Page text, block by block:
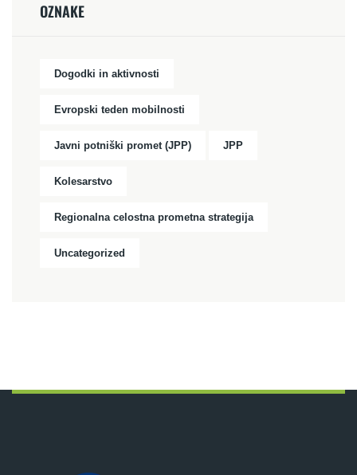
OZNAKE
Dogodki in aktivnosti
Evropski teden mobilnosti
Javni potniški promet (JPP) JPP
Kolesarstvo
Regionalna celostna prometna strategija
Uncategorized